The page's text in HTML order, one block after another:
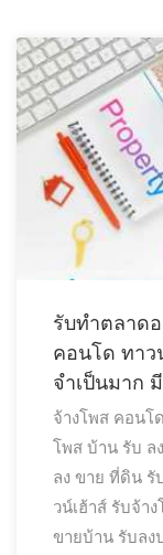
รับทำตลาด
คอนโด ทาว
จำเป็นมาก
จ้างโพส คอนโด
โพส บ้าน รับ ล
ลง ขาย ที่ดิน รั
วน์เฮ้าส์ รับจ้า
ขายบ้าน รับลง